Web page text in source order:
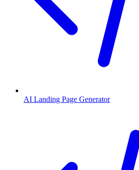
AI Landing Page Generator